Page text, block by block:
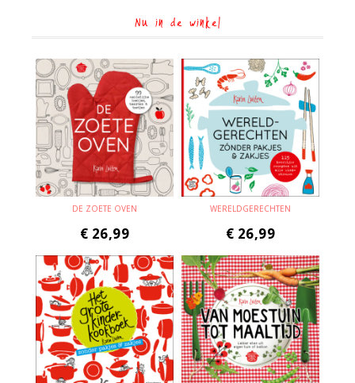
Nu in de winkel
DE ZOETE OVEN
€ 26,99
WERELDGERECHTEN
€ 26,99